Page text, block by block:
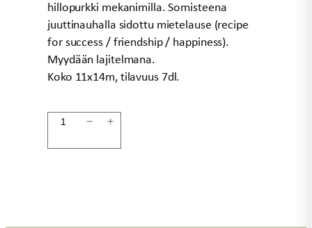
hillopurkki mekanimilla. Somisteena
juuttinauhalla sidottu mietelause (recipe
for success / friendship / happiness).
Myydään lajitelmana.
Koko 11x14m, tilavuus 7dl.
Lasipurkki
− +